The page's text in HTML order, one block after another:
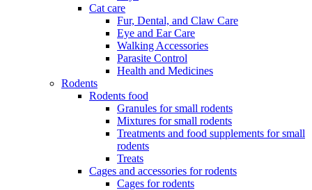
Cat care
Fur, Dental, and Claw Care
Eye and Ear Care
Walking Accessories
Parasite Control
Health and Medicines
Rodents
Rodents food
Granules for small rodents
Mixtures for small rodents
Treatments and food supplements for small
rodents
Treats
Cages and accessories for rodents
Cages for rodents